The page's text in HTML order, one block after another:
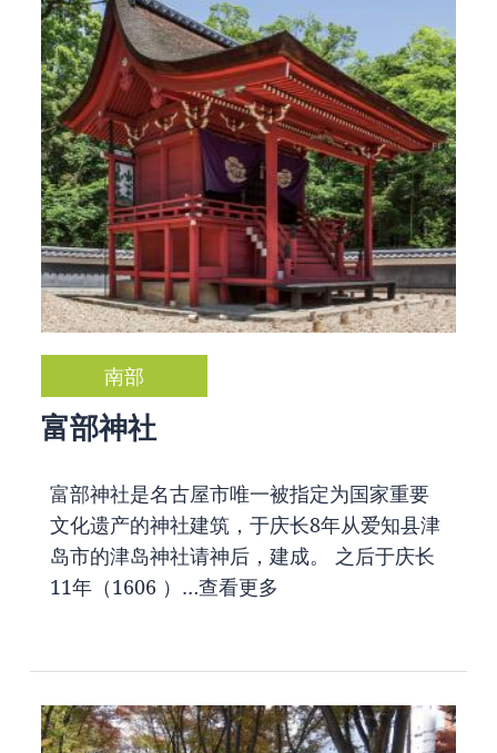
南部
富部神社
富部神社是名古屋市唯一被指定为国家重要
文化遗产的神社建筑，于庆长8年从爱知县津
岛市的津岛神社请神后，建成。 之后于庆长
11年（1606 ）…查看更多